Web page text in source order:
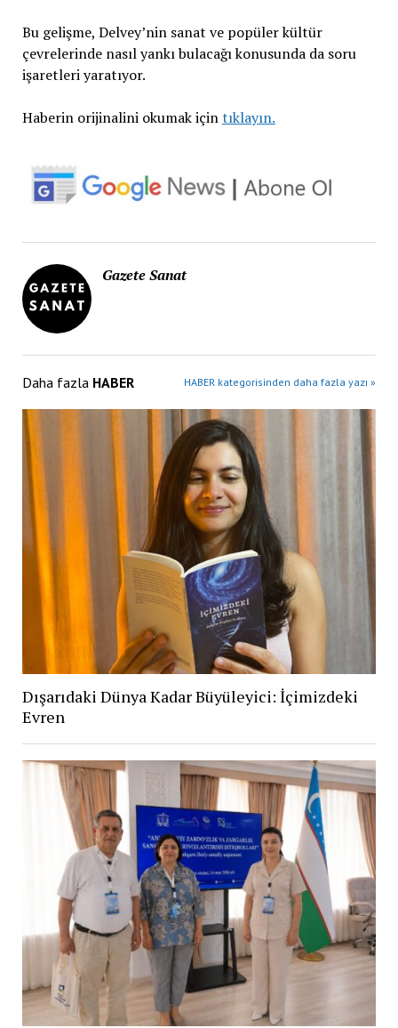
Bu gelişme, Delvey’nin sanat ve popüler kültür
çevrelerinde nasıl yankı bulacağı konusunda da soru
işaretleri yaratıyor.
Haberin orijinalini okumak içintıklayın.
Gazete Sanat
Daha fazla HABER HABER kategorisinden daha fazla yazı »
Dışarıdaki Dünya Kadar Büyüleyici: İçimizdeki
Evren